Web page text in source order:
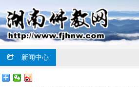
新闻中心